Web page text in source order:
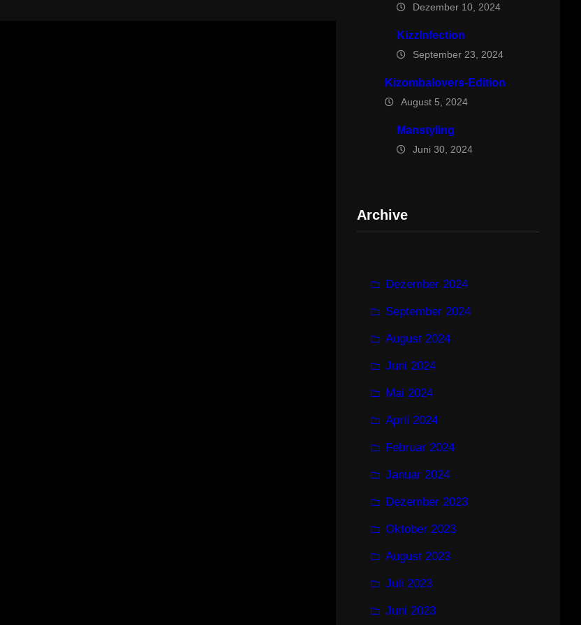
Dezember 10, 2024
KizzInfection
September 23, 2024
Kizombalovers-Edition
August 5, 2024
Manstyling
Juni 30, 2024
Archive
Dezember 2024
September 2024
August 2024
Juni 2024
Mai 2024
April 2024
Februar 2024
Januar 2024
Dezember 2023
Oktober 2023
August 2023
Juli 2023
Juni 2023